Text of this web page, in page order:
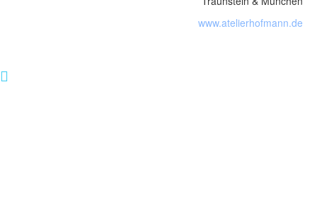
www.atelierhofmann.de